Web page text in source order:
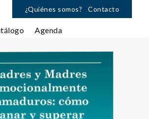
¿Quiénes somos? Contacto
Agenda